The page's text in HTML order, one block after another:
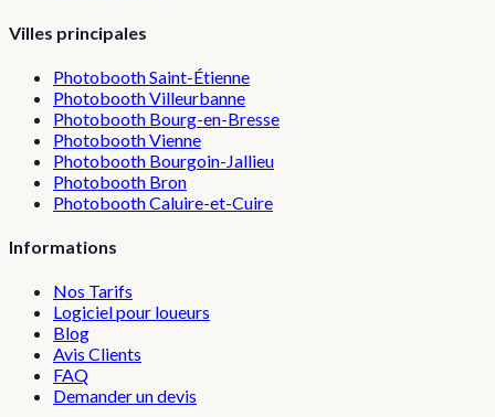
Villes principales
PhotoboothSaint-Étienne
PhotoboothVilleurbanne
Photobooth Bourg-en-Bresse
PhotoboothVienne
Photobooth Bourgoin-Jallieu
Photobooth Bron
PhotoboothCaluire-et-Cuire
Informations
Nos Tarifs
Logiciel pour loueurs
Blog
Avis Clients
FAQ
Demander un devis